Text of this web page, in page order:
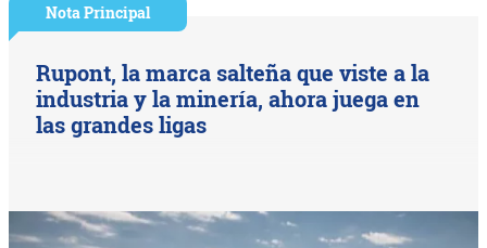
Nota Principal
Rupont, la marca salteña que viste a la
industria y la minería, ahora juega en
las grandes ligas